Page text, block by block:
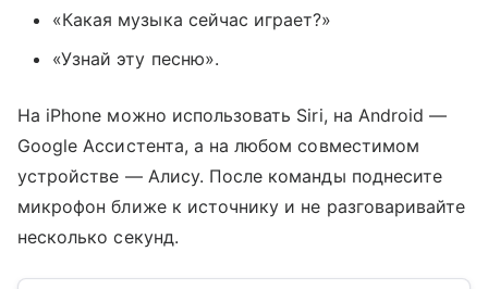
«Какая музыка сейчас играет?»
«Узнай эту песню».
На iPhone можно использовать Siri, на Android —
Google Ассистента, а на любом совместимом
устройстве — Алису. После команды поднесите
микрофон ближе к источнику и не разговаривайте
несколько секунд.